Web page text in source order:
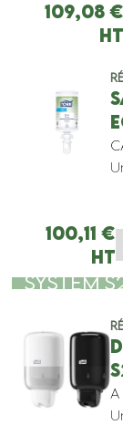
109,08
HT
100,11 €
HT
SYSTEM
A